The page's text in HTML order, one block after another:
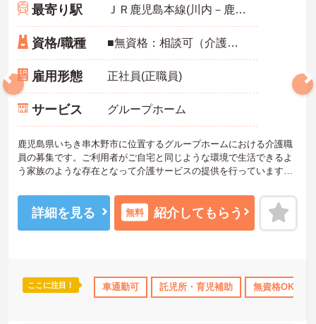
ボーナス・賞与あり 社会保険完備 交通費支給 退職金制度
最寄り駅 ＪＲ鹿児島本線(川内－鹿児島中央)「市来駅」バス・車6分
資格/職種 ■無資格：相談可（介護職員初任者研修＜ヘルパー2級＞以上、介護福祉士：いずれかあれば尚可） ■実務経験：不問
雇用形態 正社員(正職員)
サービス グループホーム
鹿児島県いちき串木野市に位置するグループホームにおける介護職
員の募集です。ご利用者がご自宅と同じような環境で生活できるよ
う家族のような存在となって介護サービスの提供を行っています。
す。マイカー通勤が可能なので通勤が苦になりません。
ご興味のある方には、面接対策ポイントなど、さらに詳細をお話し
いたしますのでお気軽にご相談ください！
詳細を見る 無料 紹介してもらう
ここに注目！ 車通勤可 託児所・育児補助 無資格OK